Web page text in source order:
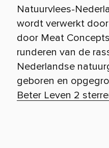
Natuurvlees-
wordt verwerkt
door Meat
runderen van de
Nederlandse
geboren en
Beter Leven 2